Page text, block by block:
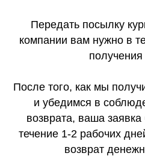
Передать посылку
компании вам нужно в
получения
После того, как мы
и убедимся в
возврата, ваша заявка
течение 1-2 рабочих
возврат